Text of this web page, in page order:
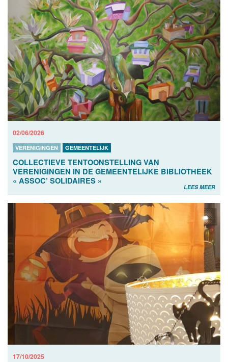
02/06/2026
VERENIGINGEN GEMEENTELIJK
COLLECTIEVE TENTOONSTELLING VAN
VERENIGINGEN IN DE GEMEENTELIJKE BIBLIOTHEEK
« ASSOC’ SOLIDAIRES »
LEES MEER
17/10/2025